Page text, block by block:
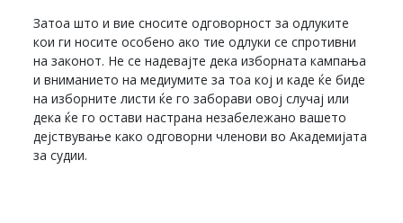
Затоа што и вие сносите одговорност за одлуките
кои ги носите особено ако тие одлуки се спротивни
на законот. Не се надевајте дека изборната кампања
и вниманието на медиумите за тоа кој и каде ќе биде
на изборните листи ќе го заборави овој случај или
дека ќе го остави настрана незабележано вашето
дејствување како одговорни членови во Академијата
за судии.